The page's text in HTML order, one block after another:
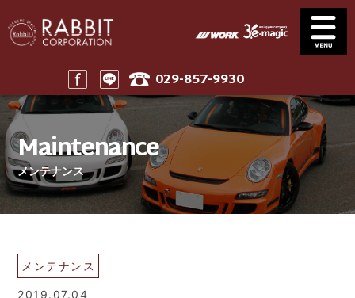
029-857-9930
サービス案内
News
ニュース一覧
Stock
在庫車
Parts
パーツ
Company
会社案内
911 Touring
911ツーリング
Home
ホーム
Maintenance
メンテナンス
メンテナンス
2019.07.04